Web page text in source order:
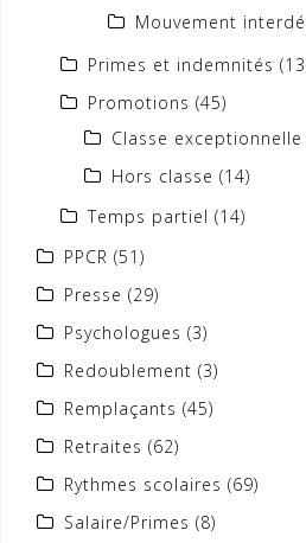
Mouvement
Primes et indemnités
Promotions (45)
Classe exceptionnelle
Hors classe (14)
Temps partiel (14)
PPCR (51)
Presse (29)
Psychologues (3)
Redoublement (3)
Remplaçants (45)
Retraites (62)
Rythmes scolaires (69)
Salaire/Primes (8)